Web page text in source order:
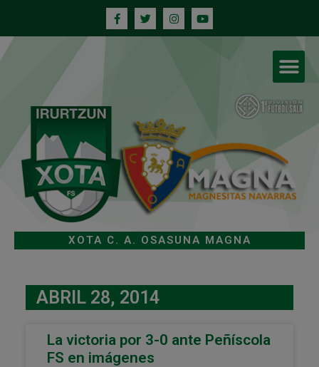
XOTA C. A. OSASUNA MAGNA
ABRIL 28, 2014
La victoria por 3-0 ante Peñíscola
FS en imágenes